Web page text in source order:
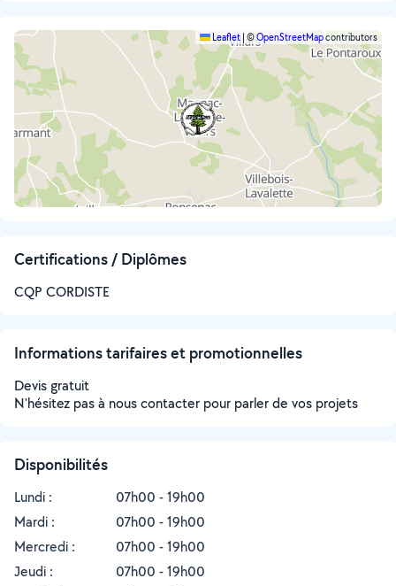
Leaflet| ©OpenStreetMapcontributors
Certifications / Diplômes
CQP CORDISTE
Informations tarifaires et promotionnelles
Devis gratuit
N'hésitez pas à nous contacter pour parler de vos projets
Disponibilités
Lundi :
07h00 - 19h00
Mardi :
07h00 - 19h00
Mercredi :
07h00 - 19h00
Jeudi :
07h00 - 19h00